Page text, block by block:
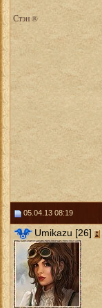
Стэн ®
05.04.13 08:19
Umikazu [26]